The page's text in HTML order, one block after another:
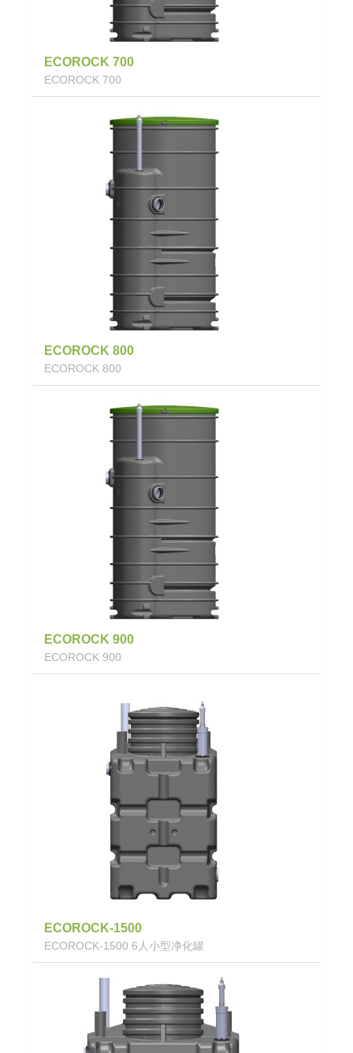
ECOROCK 700
ECOROCK 700
ECOROCK 800
ECOROCK 800
ECOROCK 900
ECOROCK 900
ECOROCK-1500
ECOROCK-1500 6人小型净化罐